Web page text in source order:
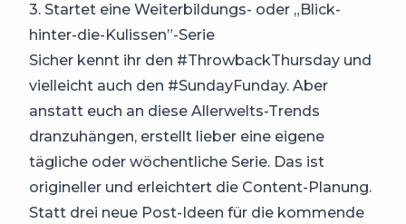
3. Startet eine Weiterbildungs- oder „Blick-
hinter-die-Kulissen”-Serie
Sicher kennt ihr den #ThrowbackThursday und
vielleicht auch den #SundayFunday. Aber
anstatt euch an diese Allerwelts-Trends
dranzuhängen, erstellt lieber eine eigene
tägliche oder wöchentliche Serie. Das ist
origineller und erleichtert die Content-Planung.
Statt drei neue Post-Ideen für die kommende